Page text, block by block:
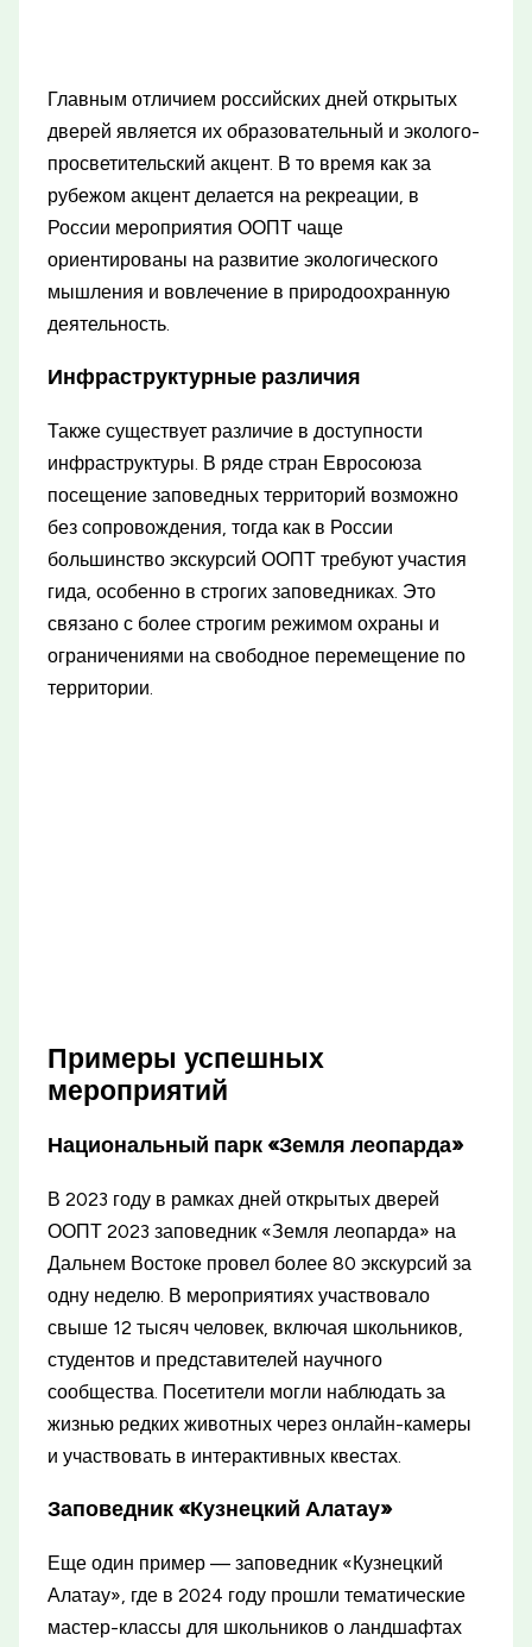
Главным отличием российских дней открытых
дверей является их образовательный и эколого-
просветительский акцент. В то время как за
рубежом акцент делается на рекреации, в
России мероприятия ООПТ чаще
ориентированы на развитие экологического
мышления и вовлечение в природоохранную
деятельность.
Инфраструктурные различия
Также существует различие в доступности
инфраструктуры. В ряде стран Евросоюза
посещение заповедных территорий возможно
без сопровождения, тогда как в России
большинство экскурсий ООПТ требуют участия
гида, особенно в строгих заповедниках. Это
связано с более строгим режимом охраны и
ограничениями на свободное перемещение по
территории.
Примеры успешных
мероприятий
Национальный парк «Земля леопарда»
В 2023 году в рамках дней открытых дверей
ООПТ 2023 заповедник «Земля леопарда» на
Дальнем Востоке провел более 80 экскурсий за
одну неделю. В мероприятиях участвовало
свыше 12 тысяч человек, включая школьников,
студентов и представителей научного
сообщества. Посетители могли наблюдать за
жизнью редких животных через онлайн-камеры
и участвовать в интерактивных квестах.
Заповедник «Кузнецкий Алатау»
Еще один пример — заповедник «Кузнецкий
Алатау», где в 2024 году прошли тематические
мастер-классы для школьников о ландшафтах